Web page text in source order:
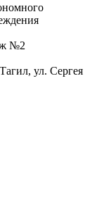
№2
ул. Сергея